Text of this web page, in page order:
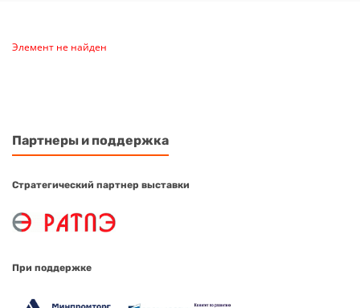
Элемент не найден
Партнеры и поддержка
Стратегический партнер выставки
При поддержке